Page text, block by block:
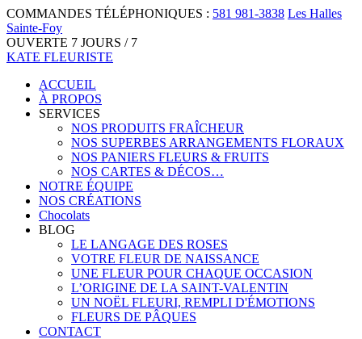
COMMANDES TÉLÉPHONIQUES : 581 981-3838 Les Halles
Sainte-Foy
OUVERTE 7 JOURS / 7
KATE FLEURISTE
ACCUEIL
À PROPOS
SERVICES
NOS PRODUITS FRAÎCHEUR
NOS SUPERBES ARRANGEMENTS FLORAUX
NOS PANIERS FLEURS & FRUITS
NOS CARTES & DÉCOS…
NOTRE ÉQUIPE
NOS CRÉATIONS
Chocolats
BLOG
LE LANGAGE DES ROSES
VOTRE FLEUR DE NAISSANCE
UNE FLEUR POUR CHAQUE OCCASION
L’ORIGINE DE LA SAINT-VALENTIN
UN NOËL FLEURI, REMPLI D'ÉMOTIONS
FLEURS DE PÂQUES
CONTACT